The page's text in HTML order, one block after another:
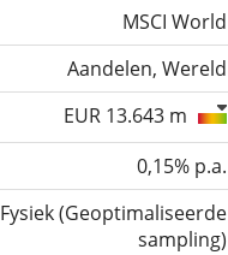
MSCI World
Aandelen, Wereld
EUR 13.643 m
0,15% p.a.
Fysiek(Geoptimaliseerde
sampling)